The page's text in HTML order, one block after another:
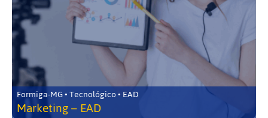
Formiga-MG • Tecnológico • EAD
Marketing – EAD